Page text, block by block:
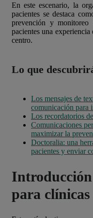
En este escenario, la
pacientes se destaca
prevención y
pacientes una
centro.
Lo que
Los mensajes de
comunicación para
Los recordatorios
Comunicaciones
maximizar la
Doctoralia: una
pacientes y enviar
para clínicas